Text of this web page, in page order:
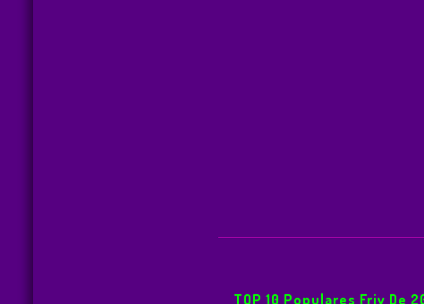
TOP 10 Populares Friv De